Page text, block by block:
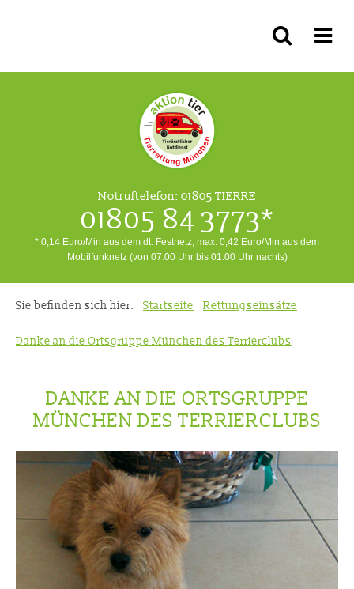
Notruftelefon: 01805 TIERRE
01805 84 3773*
* 0,14 Euro/Min aus dem dt. Festnetz, max. 0,42 Euro/Min aus dem
Mobilfunknetz (von 07:00 Uhr bis 01:00 Uhr nachts)
Sie befinden sich hier: Startseite Rettungseinsätze
Danke an die Ortsgruppe München des Terrierclubs
DANKE AN DIE ORTSGRUPPE
MÜNCHEN DES TERRIERCLUBS